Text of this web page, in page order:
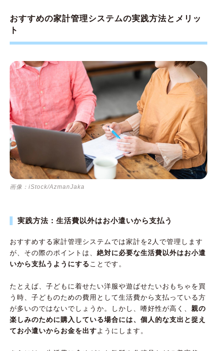
おすすめの家計管理システムの実践方法とメリッ
ト
画像：iStock/AzmanJaka
実践方法：生活費以外はお小遣いから支払う
おすすめする家計管理システムでは家計を2人で管理します
が、その際のポイントは、 絶対に必要な生活費以外はお小遣
いから支払うようにする ことです。
たとえば、子どもに着せたい洋服や遊ばせたいおもちゃを買
う時、子どものための費用として生活費から支払っている方
が多いのではないでしょうか。しかし、嗜好性が高く、 親の
楽しみのために購入している場合には、個人的な支出と捉え
てお小遣いからお金を出すようにします。